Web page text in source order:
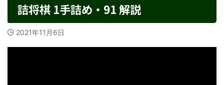
詰将棋 1手詰め・91 解説
2021年11月6日